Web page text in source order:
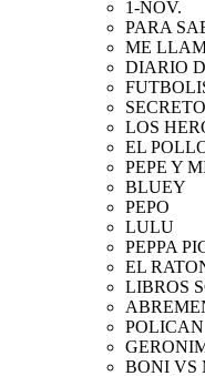
1-NOV.
PARA
ME
DIARIO
LOS
EL
PEPE Y
BLUEY
PEPO
LULU
PEPPA
EL
LIBROS
POLICAN
BONI VS